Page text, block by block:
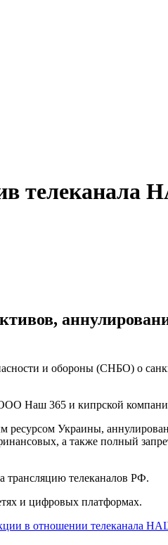
телеканала
и обороны (СНБО) о
Наш 365 и кипрской
ресурсом Украины,
а также полный
трансляцию телеканалов РФ.
и цифровых платформах.
в отношении телеканала